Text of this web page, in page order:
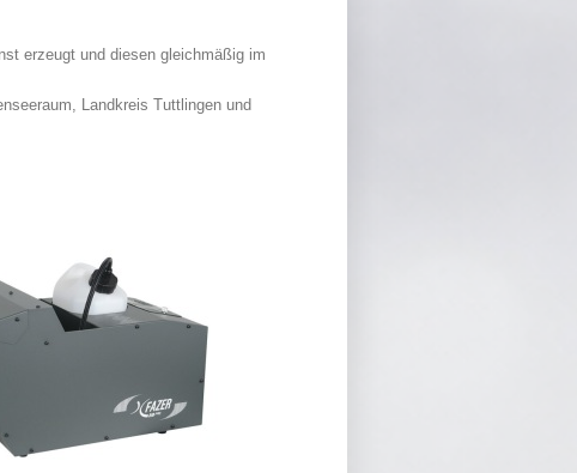
erzeugt und diesen gleichmäßig im
Landkreis Tuttlingen und